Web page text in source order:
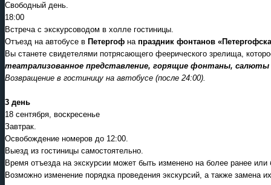
Свободный день.
18:00
Встреча с экскурсоводом в холле гостиницы.
Отъезд на автобусе в Петергоф на праздник фонтанов
Вы станете свидетелями потрясающего феерического зрелища,
театрализованное представление, горящие фонтаны, салюты
Возвращение в гостиницу на автобусе (после 24:00).
3 день
18 сентября, воскресенье
Завтрак.
Освобождение номеров до 12:00.
Выезд из гостиницы самостоятельно.
Время отъезда на экскурсии может быть изменено на более ранее или
Возможно изменение порядка проведения экскурсий, а также замена